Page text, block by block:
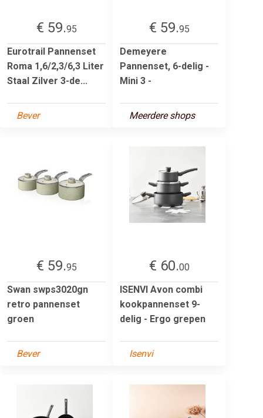
€ 59.95
Eurotrail Pannenset
Roma 1,6/2,3/6,3 Liter
Staal Zilver 3-de...
Bever
€ 59.95
Demeyere
Pannenset, 6-delig -
Mini 3 -
Meerdere shops
€ 59.95
Swan swps3020gn
retro pannenset
groen
Bever
€ 60.00
ISENVI Avon combi
kookpannenset 9-
delig - Ergo grepen
Isenvi